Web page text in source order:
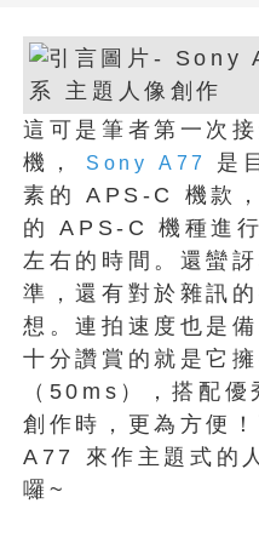
這可是筆者第一次
機，
Sony A77
是
素的 APS-C 機款
的 APS-C 機種進
左右的時間。還蠻
準，還有對於雜訊
想。連拍速度也是
十分讚賞的就是它
（50ms），搭配
創作時，更為方便
A77 來作主題式的
囉~